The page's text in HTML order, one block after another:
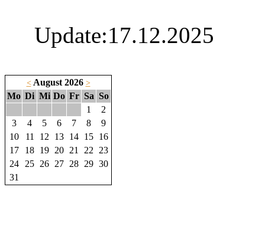
Update:17.12.2025
<August 2026 >
Mo Di Mi Do Fr Sa So
1
2
3
4 5 6 7 8
9
10
11 12 13 14 15 16
17
18 19 20 21 22
23
24
25 26 27 28 29 30
31